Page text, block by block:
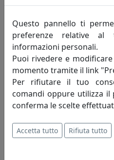
TAVOLINO CONICO BOBINO
FANGO
MemeDesign
Questo pannello ti
preferenze relative al
informazioni personali.
Puoi rivedere e
momento tramite il link
Per rifiutare il tuo
comandi oppure utilizza il
conferma le scelte
Accetta tutto Rifiuta tutto